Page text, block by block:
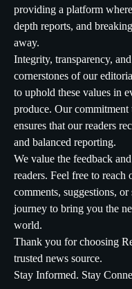
providing a platform
depth reports, and
away.
Integrity, transparency,
cornerstones of our
to uphold these values in
produce. Our
ensures that our readers
and balanced reporting.
We value the feedback
readers. Feel free to
comments, suggestions,
journey to bring you the
world.
Thank you for choosing
trusted news source.
Stay Informed. Stay